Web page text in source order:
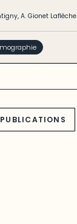
,A. Gionet Laflèche